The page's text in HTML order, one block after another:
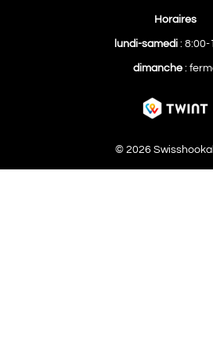
Horaires
lundi-samedi: 8:00-
dimanche:
© 2026